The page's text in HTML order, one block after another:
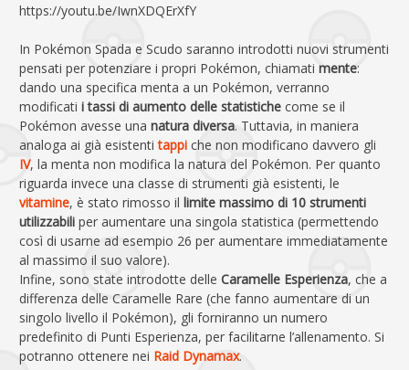
https://youtu.be/IwnXDQErXfY
In Pokémon Spada e Scudo saranno introdotti nuovi strumenti
pensati per potenziare i propri Pokémon, chiamati mente:
dando una specifica menta a un Pokémon, verranno
modificati i tassi di aumento delle statistiche come se il
Pokémon avesse una natura diversa. Tuttavia, in maniera
analoga ai già esistentitappi che non modificano davvero gli
IV, la menta non modifica la natura del Pokémon. Per quanto
riguarda invece una classe di strumenti già esistenti, le
vitamine, è stato rimosso il limite massimo di 10 strumenti
utilizzabili per aumentare una singola statistica (permettendo
così di usarne ad esempio 26 per aumentare immediatamente
al massimo il suo valore).
Infine, sono state introdotte delle Caramelle Esperienza, che a
differenza delle Caramelle Rare (che fanno aumentare di un
singolo livello il Pokémon), gli forniranno un numero
predefinito di Punti Esperienza, per facilitarne l’allenamento. Si
potranno ottenere nei Raid Dynamax.